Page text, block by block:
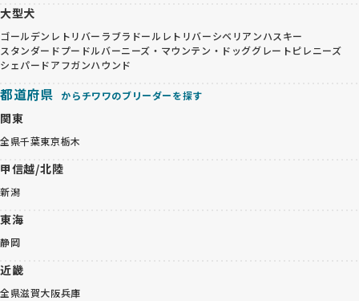
大型犬
ゴールデンレトリバー ラブラドールレトリバーシベリアンハスキー
スタンダードプードルバーニーズ・マウンテン・ドッググレートピレニーズ
シェパードアフガンハウンド
都道府県 からチワワのブリーダーを探す
関東
全県千葉東京栃木
甲信越/北陸
新潟
東海
静岡
近畿
全県滋賀大阪兵庫